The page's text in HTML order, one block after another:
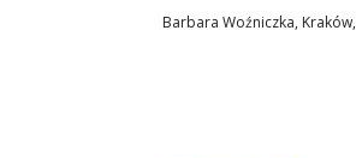
Barbara Woźniczka, Kraków,